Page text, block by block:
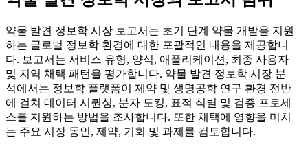
약물 발견 정보학 시장 보고서는 초기 단계 약물 개발을 지원
하는 글로벌 정보학 환경에 대한 포괄적인 내용을 제공합니
다. 보고서는 서비스 유형, 양식, 애플리케이션, 최종 사용자
및 지역 채택 패턴을 평가합니다. 약물 발견 정보학 시장 분
석에서는 정보학 플랫폼이 제약 및 생명공학 연구 환경 전반
에 걸쳐 데이터 시퀀싱, 분자 도킹, 표적 식별 및 검증 프로세
스를 지원하는 방법을 조사합니다. 또한 채택에 영향을 미치
는 주요 시장 동인, 제약, 기회 및 과제를 검토합니다.